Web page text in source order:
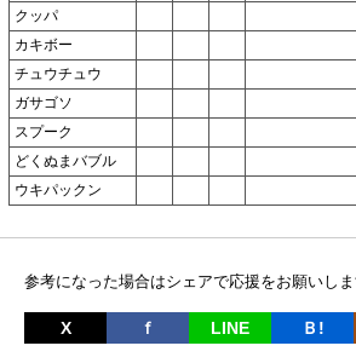
クッパ
カキボー
チュウチュウ
ガサゴソ
スプーク
どくぬまバブル
ウキパックン
参考になった場合はシェアで応援をお願いしま
X ｆ LINE Ｂ!